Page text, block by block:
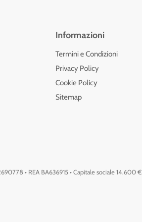
Informazioni
Termini e Condizioni
Privacy Policy
Cookie Policy
Sitemap
• REA BA636915 • Capitale sociale 14.600 €